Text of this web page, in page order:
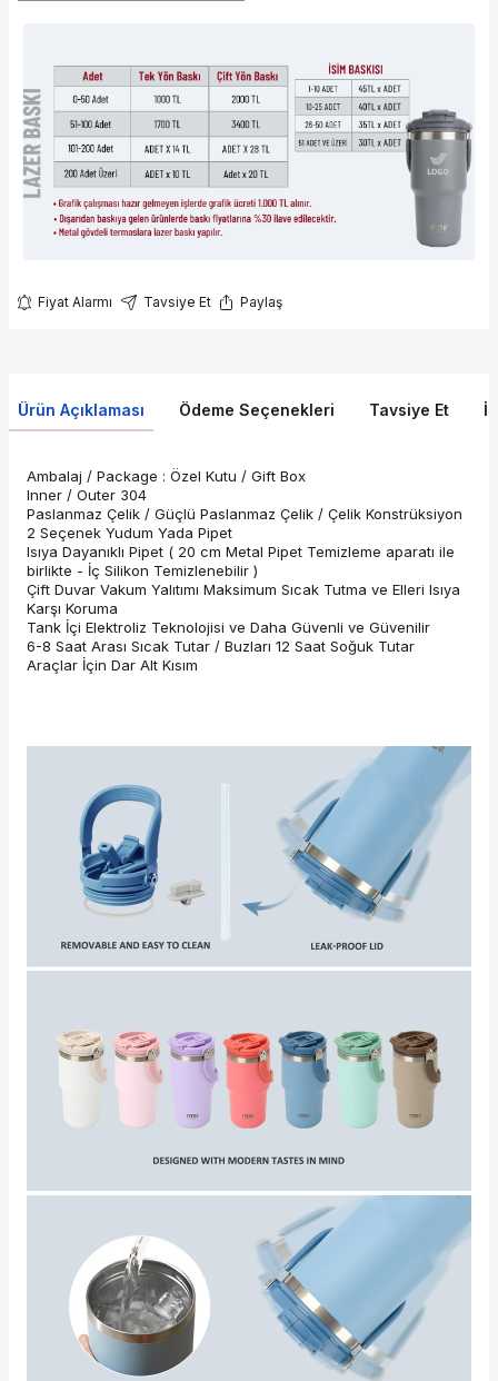
Fiyat Alarmı Tavsiye Et Paylaş
Ürün Açıklaması Ödeme Seçenekleri Tavsiye Et
Ambalaj / Package : Özel Kutu / Gift Box
Inner / Outer 304
Paslanmaz Çelik / Güçlü Paslanmaz Çelik / Çelik Konstrüksiyon
2 Seçenek Yudum Yada Pipet
Isıya Dayanıklı Pipet ( 20 cm Metal Pipet Temizleme aparatı ile
birlikte - İç Silikon Temizlenebilir )
Çift Duvar Vakum Yalıtımı Maksimum Sıcak Tutma ve Elleri Isıya
Karşı Koruma
Tank İçi Elektroliz Teknolojisi ve Daha Güvenli ve Güvenilir
6-8 Saat Arası Sıcak Tutar / Buzları 12 Saat Soğuk Tutar
Araçlar İçin Dar Alt Kısım